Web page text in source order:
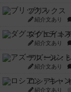
ブリックス
紹介文あり
ダグエイト
紹介文あり
アズール：
紹介文あり
ロシアン・
紹介文あり